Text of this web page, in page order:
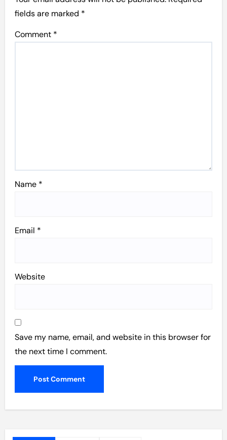
fields are marked *
Comment *
Name *
Email *
Website
Save my name, email, and website in this browser for
the next time I comment.